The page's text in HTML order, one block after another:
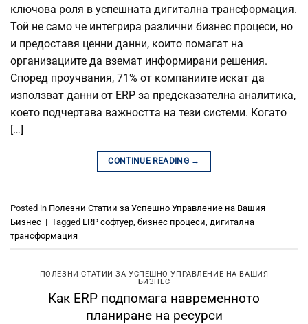
ключова роля в успешната дигитална трансформация.
Той не само че интегрира различни бизнес процеси, но
и предоставя ценни данни, които помагат на
организациите да вземат информирани решения.
Според проучвания, 71% от компаниите искат да
използват данни от ERP за предсказателна аналитика,
което подчертава важността на тези системи. Когато
[…]
CONTINUE READING →
Posted in Полезни Статии за Успешно Управление на Вашия
Бизнес | Tagged ERP софтуер, бизнес процеси, дигитална
трансформация
ПОЛЕЗНИ СТАТИИ ЗА УСПЕШНО УПРАВЛЕНИЕ НА ВАШИЯ
БИЗНЕС
Как ERP подпомага навременното
планиране на ресурси